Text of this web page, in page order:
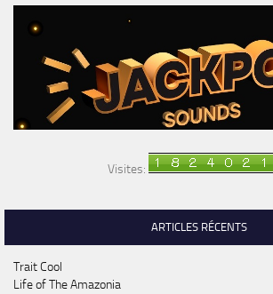
Visites:
ARTICLES RÉCENTS
Trait Cool
Life of The Amazonia